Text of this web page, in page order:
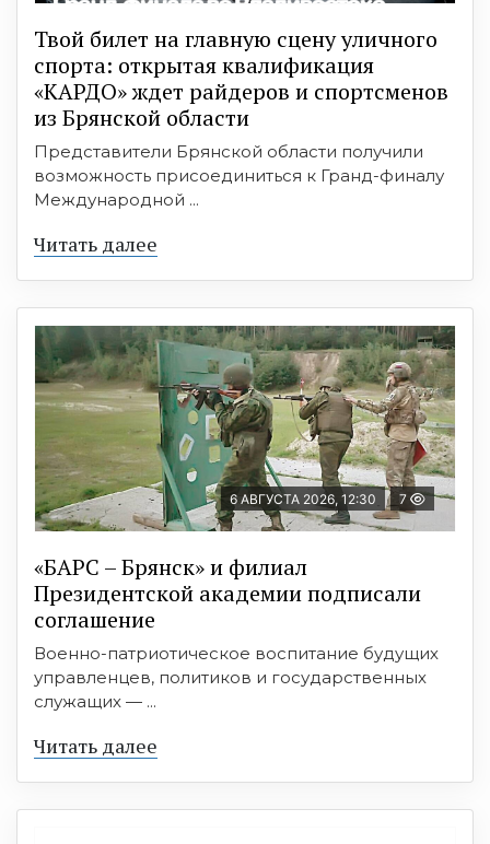
Твой билет на главную сцену уличного
спорта: открытая квалификация
«КАРДО» ждет райдеров и спортсменов
из Брянской области
Представители Брянской области получили
возможность присоединиться к Гранд-финалу
Международной ...
Читать далее
6 АВГУСТА 2026, 12:30 7
«БАРС – Брянск» и филиал
Президентской академии подписали
соглашение
Военно-патриотическое воспитание будущих
управленцев, политиков и государственных
служащих — ...
Читать далее